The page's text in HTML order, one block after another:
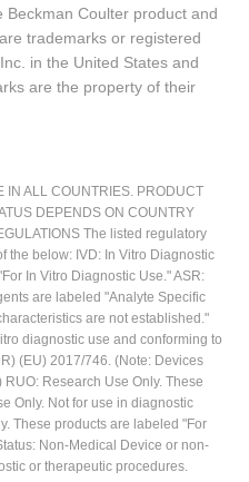
Beckman Coulter product and
trademarks or registered
in the United States and
are the property of their
IN ALL COUNTRIES. PRODUCT
DEPENDS ON COUNTRY
The listed regulatory
the below: IVD: In Vitro Diagnostic
In Vitro Diagnostic Use." ASR:
are labeled "Analyte Specific
are not established."
diagnostic use and conforming to
(EU) 2017/746. (Note: Devices
Research Use Only. These
Only. Not for use in diagnostic
These products are labeled "For
Non-Medical Device or non-
or therapeutic procedures.